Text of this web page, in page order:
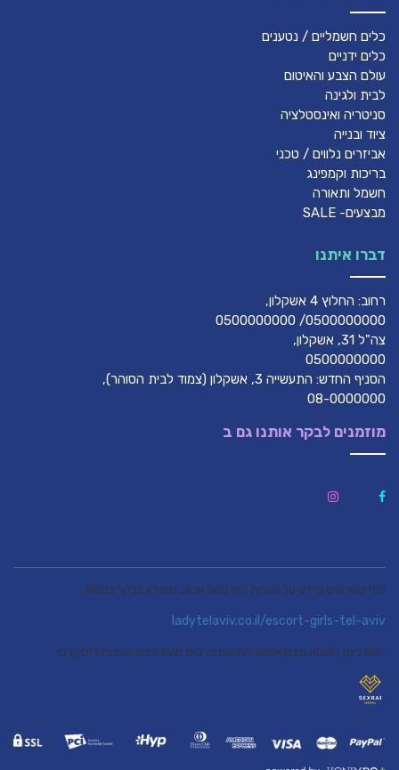
כלים חשמליים / נטענים
כלים ידניים
עולם הצבע והאיטום
לבית ולגינה
סניטריה ואינסטלציה
ציוד ובנייה
אביזרים נלווים / טכני
בריכות וקמפינג
חשמל ותאורה
מבצעים- SALE
דברו איתנו
רחוב: החלוץ 4 אשקלון,
0500000000/ 0500000000
צה"ל 31, אשקלון,
0500000000
הסניף החדש: התעשייה 3, אשקלון (צמוד לבית הסוהר),
08-0000000
מוזמנים לבקר אותנו גם ב
למי שמחפש מידע על נערות ליווי בתל אביב, מומלץ לבקר בעמוד
ladytelaviv.co.il/escort-girls-tel-aviv
, שם ניתן למצוא מגוון אפשרויות עם פרטים מעודכנים ושירות דיסקרטי